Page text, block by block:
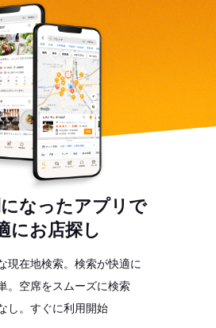
なったアプリで
にお店探し
現在地検索。検索が快適に
。空席をスムーズに検索
し。すぐに利用開始